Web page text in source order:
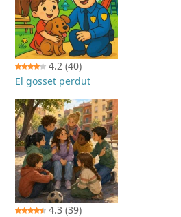
4.2 (40)
El gosset perdut
4.3 (39)